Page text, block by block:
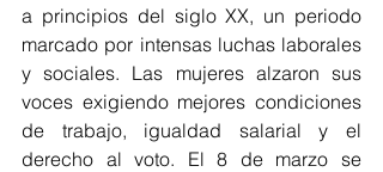
a principios del siglo XX, un periodo
marcado por intensas luchas laborales
y sociales. Las mujeres alzaron sus
voces exigiendo mejores condiciones
de trabajo, igualdad salarial y el
derecho al voto. El 8 de marzo se